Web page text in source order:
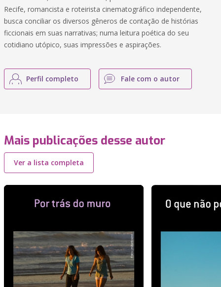
Recife, romancista e roteirista cinematográfico independente,
busca conciliar os diversos gêneros de contação de histórias
ficcionais em suas narrativas; numa leitura poética do seu
cotidiano utópico, suas impressões e aspirações.
Perfil completo Fale com o autor
Mais publicações desse autor
Ver a lista completa